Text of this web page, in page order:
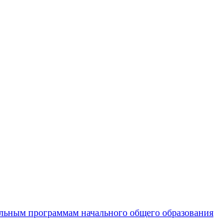
программам начального общего образования